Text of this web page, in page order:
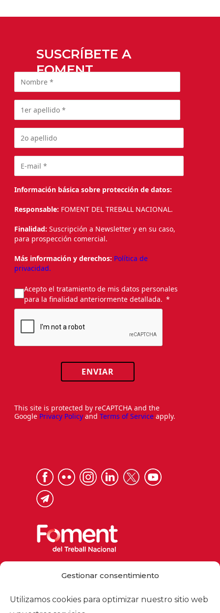
Gestionar consentimiento
Utilizamos cookies para optimizar nuestro sitio web
SUSCRÍBETE A
FOMENT
Información básica sobre protección de datos:
Responsable: FOMENT DEL TREBALL NACIONAL.
Finalidad: Suscripción a Newsletter y en su caso,
para prospección comercial.
Más información y derechos: Política de
privacidad.
Acepto el tratamiento de mis datos personales
para la finalidad anteriormente detallada.
ENVIAR
This site is protected by reCAPTCHA and the
Google Privacy Policy and Terms of Service apply.
foment@foment.com